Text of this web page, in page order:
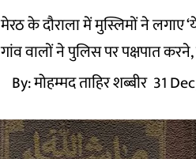
मेरठ के दौराला में मुस्लिमों ने लगाए
गांव वालों ने पुलिस पर पक्षपात
By:मोहम्मद ताहिर शब्बीर 31